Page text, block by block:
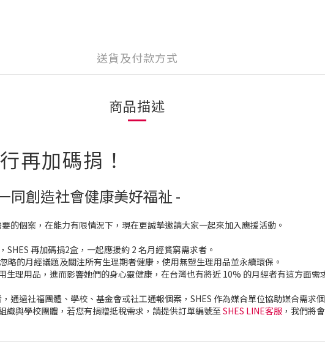
送貨及付款方式
商品描述
再加碼捐！
同創造社會健康美好福祉 -
的個案，在能力有限情況下，現在更誠摯邀請大家一起來加入應援活動。
再加碼捐2盒，一起應援約 2 名月經貧窮需求者。
的月經議題及關注所有生理期者健康，使用無塑生理用品並永續環保。
理用品，進而影響她們的身心靈健康，在台灣也有將近 10% 的月經者有這方面
通過社福團體、學校、基金會或社工通報個案，SHES 作為媒合單位協助媒合需求
織與學校團體，若您有捐贈抵稅需求，請提供訂單編號至SHES LINE客服 ，我們將